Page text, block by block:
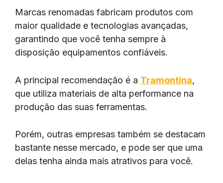
Marcas renomadas fabricam produtos com
maior qualidade e tecnologias avançadas,
garantindo que você tenha sempre à
disposição equipamentos confiáveis.
A principal recomendação é a Tramontina,
que utiliza materiais de alta performance na
produção das suas ferramentas.
Porém, outras empresas também se destacam
bastante nesse mercado, e pode ser que uma
delas tenha ainda mais atrativos para você.